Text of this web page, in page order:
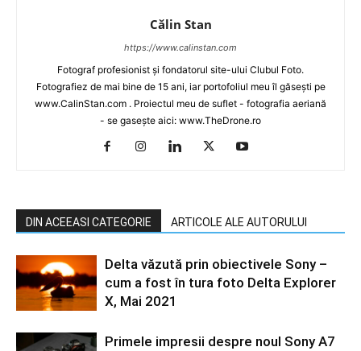
Călin Stan
https://www.calinstan.com
Fotograf profesionist și fondatorul site-ului Clubul Foto.
Fotografiez de mai bine de 15 ani, iar portofoliul meu îl găsești pe
www.CalinStan.com . Proiectul meu de suflet - fotografia aeriană
- se gasește aici: www.TheDrone.ro
DIN ACEEASI CATEGORIE ARTICOLE ALE AUTORULUI
Delta văzută prin obiectivele Sony –
cum a fost în tura foto Delta Explorer
X, Mai 2021
Primele impresii despre noul Sony A7